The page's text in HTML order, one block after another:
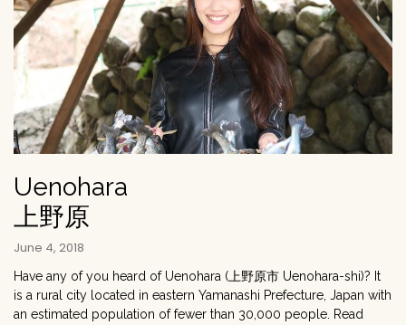
Uenohara
上野原
June 4, 2018
Have any of you heard of Uenohara (上野原市 Uenohara-shi)? It
is a rural city located in eastern Yamanashi Prefecture, Japan with
an estimated population of fewer than 30,000 people. Read